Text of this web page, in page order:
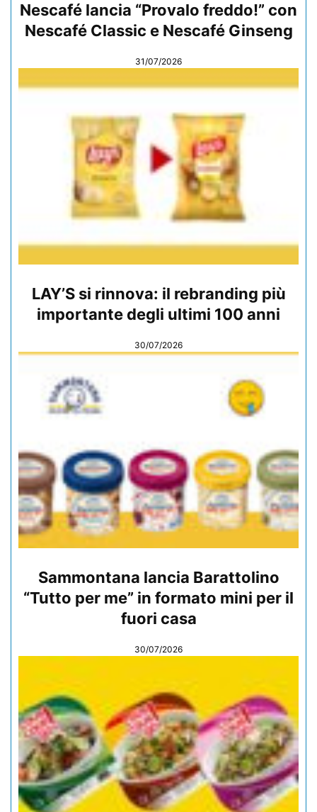
Nescafé lancia “Provalo freddo!” con
Nescafé Classic e Nescafé Ginseng
31/07/2026
LAY’S si rinnova: il rebranding più
importante degli ultimi 100 anni
30/07/2026
Sammontana lancia Barattolino
“Tutto per me” in formato mini per il
fuori casa
30/07/2026